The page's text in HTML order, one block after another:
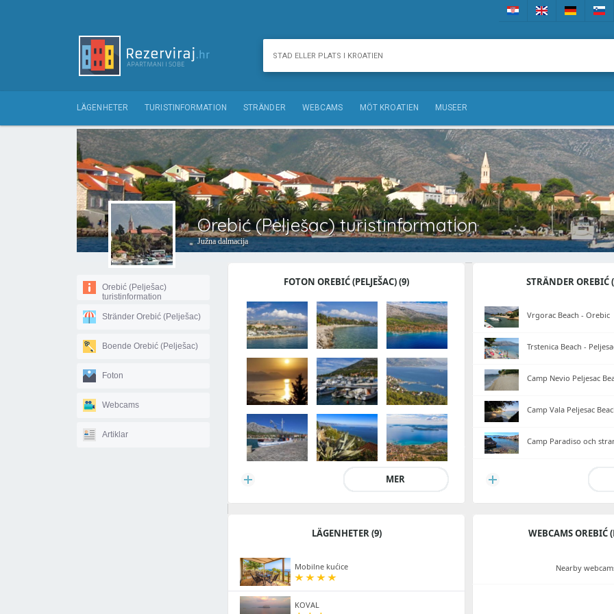
LÄGENHETER TURISTINFORMATION STRÄNDER WEBCAMS MÖT KROATIEN MUSEER
Orebić (Pelješac) turistinformation
Južna dalmacija
Orebić (Pelješac)
turistinformation
Stränder Orebić (Pelješac)
Boende Orebić (Pelješac)
Foton
Webcams
Artiklar
FOTON OREBIĆ (PELJEŠAC) (9)
MER
LÄGENHETER (9)
Mobilne kućice
KOVAL
STRÄNDER OREBIĆ
Vrgorac Beach - Orebic
Trstenica Beach -
Camp Nevio Peljesac
Camp Vala Peljesac
Camp Paradiso och
WEBCAMS OREBIĆ
Nearby